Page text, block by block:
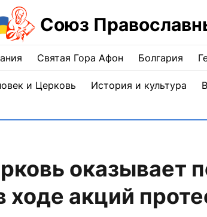
Союз
Святая Гора Афон Болгария
и Церковь История и культура
оказывает
акций